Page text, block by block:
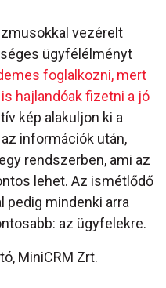
vezérelt
ügyfélélményt
foglalkozni, mert
hajlandóak fizetni a jó
kép alakuljon ki a
információk után,
rendszerben, ami az
lehet. Az ismétlődő
pedig mindenki arra
az ügyfelekre.
MiniCRM Zrt.